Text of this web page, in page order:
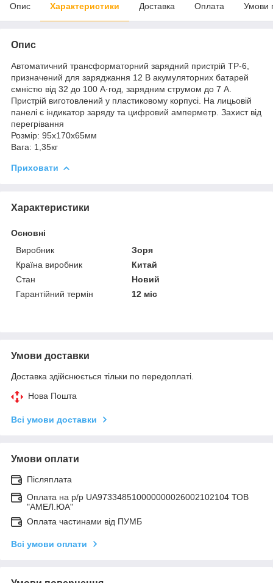
Опис Характеристики Доставка Оплата Умови
Опис
Автоматичний трансформаторний зарядний пристрій ТР-6,
призначений для заряджання 12 В акумуляторних батарей
ємністю від 32 до 100 А·год, зарядним струмом до 7 А.
Пристрій виготовлений у пластиковому корпусі. На лицьовій
панелі є індикатор заряду та цифровий амперметр. Захист від
перегрівання
Розмір: 95х170х65мм
Вага: 1,35кг
Приховати
Характеристики
Основні
Виробник
Зоря
Країна виробник
Китай
Стан
Новий
Гарантійний термін
12 міс
Умови доставки
Доставка здійснюється тільки по передоплаті.
Нова Пошта
Всі умови доставки
Умови оплати
Післяплата
Оплата на р/р UA973348510000000026002102104 ТОВ
"АМЕЛ.ЮА"
Оплата частинами від ПУМБ
Всі умови оплати